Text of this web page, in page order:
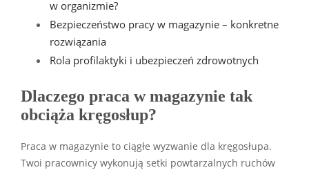
w organizmie?
Bezpieczeństwo pracy w magazynie – konkretne
rozwiązania
Rola profilaktyki i ubezpieczeń zdrowotnych
Dlaczego praca w magazynie tak
obciąża kręgosłup?
Praca w magazynie to ciągłe wyzwanie dla kręgosłupa.
Twoi pracownicy wykonują setki powtarzalnych ruchów